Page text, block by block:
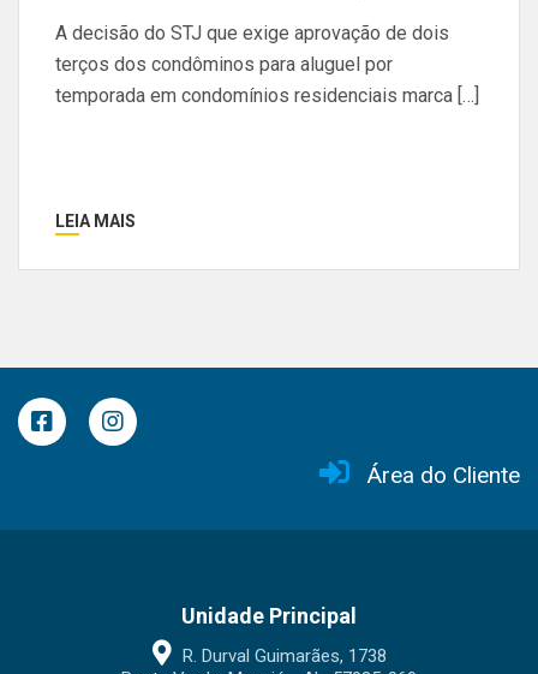
A decisão do STJ que exige aprovação de dois
terços dos condôminos para aluguel por
temporada em condomínios residenciais marca […]
LEIA MAIS
Área do Cliente
Unidade Principal
R. Durval Guimarães, 1738